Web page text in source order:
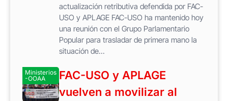
actualización retributiva defendida por FAC-
USO y APLAGE FAC-USO ha mantenido hoy
una reunión con el Grupo Parlamentario
Popular para trasladar de primera mano la
situación de...
Ministerios
-OOAA
FAC-USO y APLAGE
vuelven a movilizar al